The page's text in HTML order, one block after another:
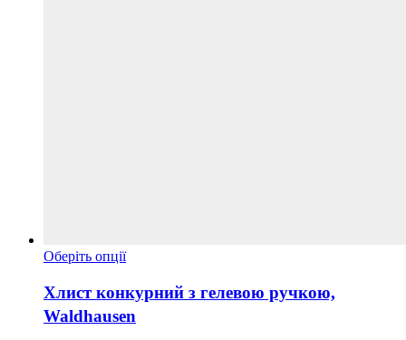
Оберіть опціїЦей
має
кілька
варіантів.
Хлист конкурний з гелевою ручкою,
Waldhausen